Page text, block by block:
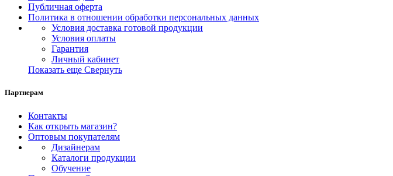
Публичная оферта
Политика в отношении обработки персональных данных
Условия доставка готовой продукции
Условия оплаты
Гарантия
Личный кабинет
Показать еще Свернуть
Партнерам
Контакты
Как открыть магазин?
Оптовым покупателям
Дизайнерам
Каталоги продукции
Обучение